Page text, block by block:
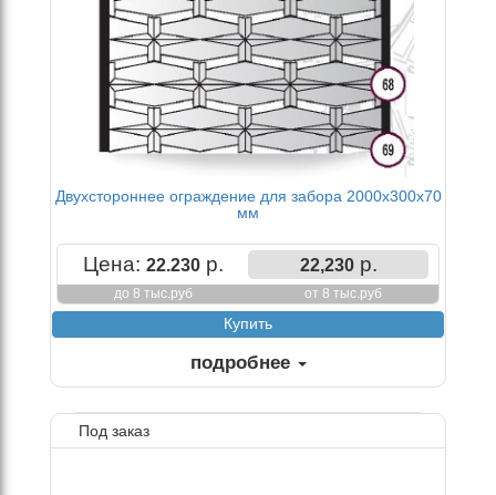
Двухстороннее ограждение для забора 2000х300х70
мм
Цена: 22.230р.
до 8 тыс.руб
22,230р.
от 8 тыс.руб
подробнее
Под заказ